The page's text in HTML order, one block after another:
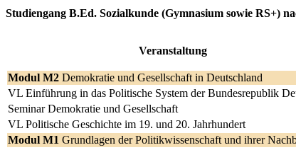
Studiengang B.Ed. Sozialkunde (Gymnasium sowie RS+)
Veranstaltung
Modul M2 Demokratie und Gesellschaft in Deutschland
VL Einführung in das Politische System der Bundesrepublik
Seminar Demokratie und Gesellschaft
VL Politische Geschichte im 19. und 20. Jahrhundert
Modul M1 Grundlagen der Politikwissenschaft und ihrer